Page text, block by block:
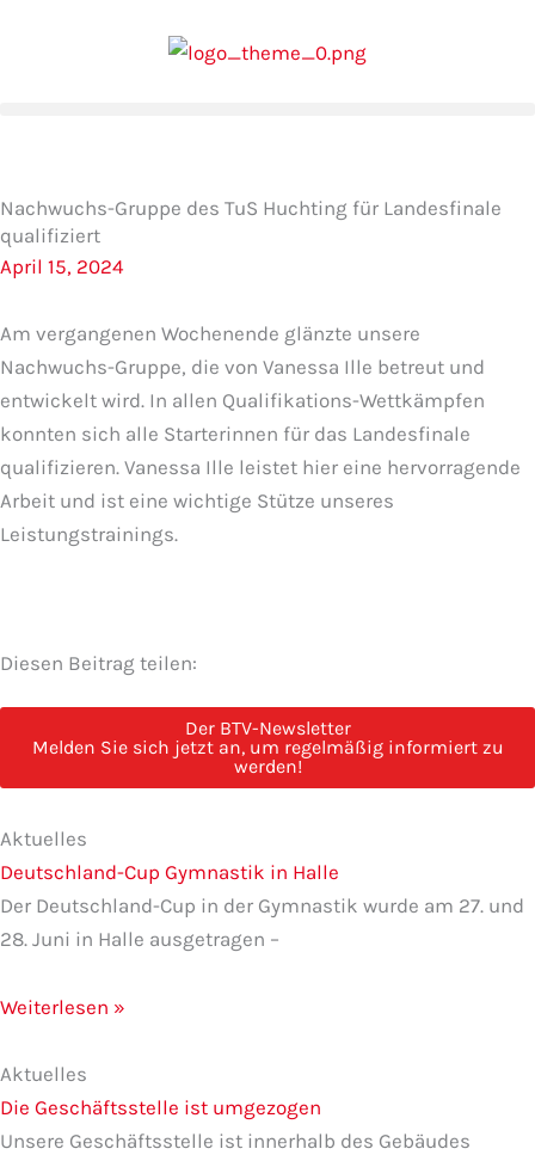
Nachwuchs-Gruppe des TuS Huchting für Landesfinale
qualifiziert
April 15, 2024
Am vergangenen Wochenende glänzte unsere
Nachwuchs-Gruppe, die von Vanessa Ille betreut und
entwickelt wird. In allen Qualifikations-Wettkämpfen
konnten sich alle Starterinnen für das Landesfinale
qualifizieren. Vanessa Ille leistet hier eine hervorragende
Arbeit und ist eine wichtige Stütze unseres
Leistungstrainings.
Diesen Beitrag teilen:
Der BTV-Newsletter
Melden Sie sich jetzt an, um regelmäßig informiert zu
werden!
Aktuelles
Deutschland-Cup Gymnastik in Halle
Der Deutschland-Cup in der Gymnastik wurde am 27. und
28. Juni in Halle ausgetragen –
Weiterlesen »
Aktuelles
Die Geschäftsstelle ist umgezogen
Unsere Geschäftsstelle ist innerhalb des Gebäudes